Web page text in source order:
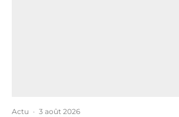
Actu · 3 août 2026